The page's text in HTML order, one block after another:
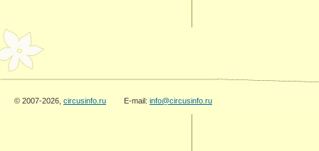
© 2007-2026, circusinfo.ru E-mail: info@circusinfo.ru